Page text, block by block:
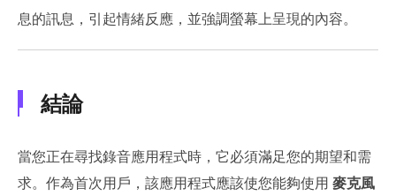
息的訊息，引起情緒反應，並強調螢幕上呈現的內容。
結論
當您正在尋找錄音應用程式時，它必須滿足您的期望和需
求。作為首次用戶，該應用程式應該使您能夠使用 麥克風